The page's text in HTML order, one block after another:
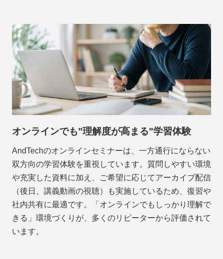
オンラインでも"理解度が高まる"学習体験
AndTechのオンラインセミナーは、一方通行にならない
双方向の学習体験を重視しています。質問しやすい環境
や充実した資料に加え、ご希望に応じてアーカイブ配信
（後日、講義動画の視聴）も実施しているため、復習や
社内共有に最適です。「オンラインでもしっかり理解で
きる」環境づくりが、多くのリピーターから評価されて
います。